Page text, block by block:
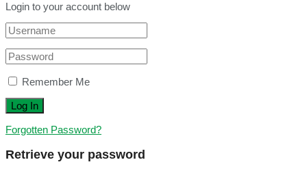
Login to your account below
Remember Me
Forgotten Password?
Retrieve your password